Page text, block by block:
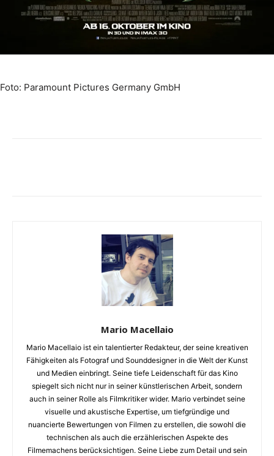
Foto: Paramount Pictures Germany GmbH
Mario Macellaio
Mario Macellaio ist ein talentierter Redakteur, der seine kreativen
Fähigkeiten als Fotograf und Sounddesigner in die Welt der Kunst
und Medien einbringt. Seine tiefe Leidenschaft für das Kino
spiegelt sich nicht nur in seiner künstlerischen Arbeit, sondern
auch in seiner Rolle als Filmkritiker wider. Mario verbindet seine
visuelle und akustische Expertise, um tiefgründige und
nuancierte Bewertungen von Filmen zu erstellen, die sowohl die
technischen als auch die erzählerischen Aspekte des
Filmemachens berücksichtigen. Seine Liebe zum Detail und sein